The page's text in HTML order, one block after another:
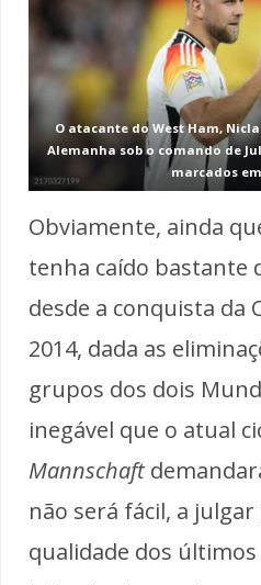
O atacante do West Ham,
Alemanha sob o comando de
marcados
Obviamente, ainda
tenha caído bastante
desde a conquista da
2014, dada as
grupos dos dois
inegável que o atual
Mannschaft
não será fácil, a
qualidade dos